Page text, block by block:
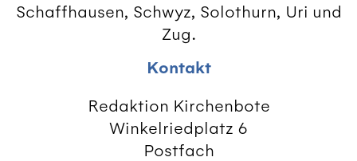
Schaffhausen, Schwyz, Solothurn, Uri und
Zug.
Kontakt
Redaktion Kirchenbote
Winkelriedplatz 6
Postfach